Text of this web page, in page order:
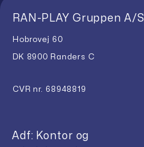
RAN-PLAY Gruppen A/S
Hobrovej 60
DK 8900 Randers C
CVR nr. 68948819
Adf: Kontor og